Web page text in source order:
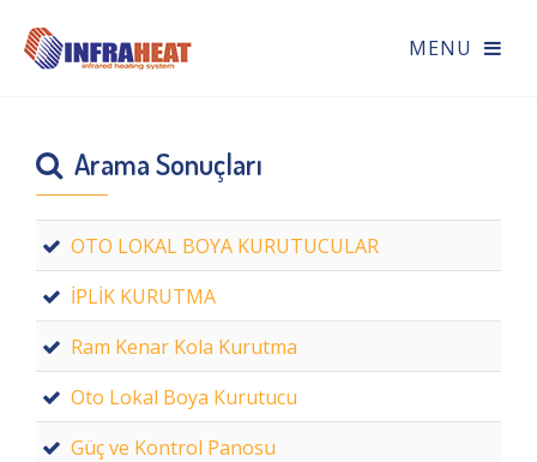
Arama Sonuçları
OTO LOKAL BOYA KURUTUCULAR
İPLİK KURUTMA
Ram Kenar Kola Kurutma
Oto Lokal Boya Kurutucu
Güç ve Kontrol Panosu